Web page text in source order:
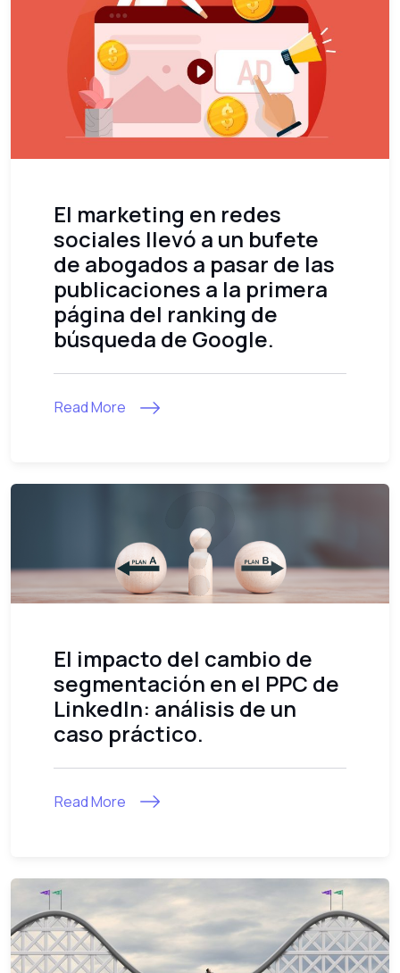
El marketing en redes
sociales llevó a un bufete
de abogados a pasar de las
publicaciones a la primera
página del ranking de
búsqueda de Google.
Read More
El impacto del cambio de
segmentación en el PPC de
LinkedIn: análisis de un
caso práctico.
Read More